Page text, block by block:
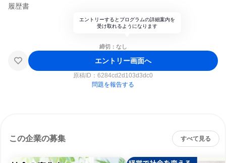
履歴書
エントリーするとプログラムの詳細案内を
受け取れるようになります
締切：なし
エントリー画面へ
原稿ID： 6284cd2d103d3dc0
問題を報告する
この企業の募集 すべて見る